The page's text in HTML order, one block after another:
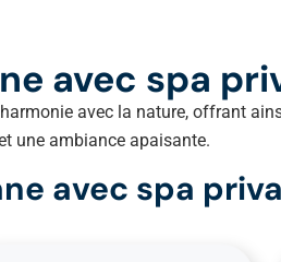
avec spa
avec la nature, offrant
une ambiance apaisante.
avec spa